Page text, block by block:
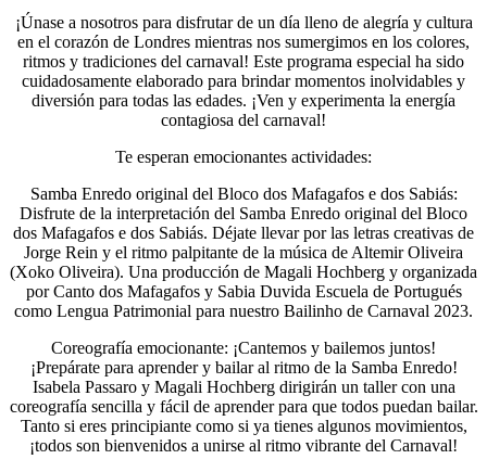
¡Únase a nosotros para disfrutar de un día lleno de alegría y cultura
en el corazón de Londres mientras nos sumergimos en los colores,
ritmos y tradiciones del carnaval! Este programa especial ha sido
cuidadosamente elaborado para brindar momentos inolvidables y
diversión para todas las edades. ¡Ven y experimenta la energía
contagiosa del carnaval!
Te esperan emocionantes actividades:
Samba Enredo original del Bloco dos Mafagafos e dos Sabiás:
Disfrute de la interpretación del Samba Enredo original del Bloco
dos Mafagafos e dos Sabiás. Déjate llevar por las letras creativas de
Jorge Rein y el ritmo palpitante de la música de Altemir Oliveira
(Xoko Oliveira). Una producción de Magali Hochberg y organizada
por Canto dos Mafagafos y Sabia Duvida Escuela de Portugués
como Lengua Patrimonial para nuestro Bailinho de Carnaval 2023.
Coreografía emocionante: ¡Cantemos y bailemos juntos!
¡Prepárate para aprender y bailar al ritmo de la Samba Enredo!
Isabela Passaro y Magali Hochberg dirigirán un taller con una
coreografía sencilla y fácil de aprender para que todos puedan bailar.
Tanto si eres principiante como si ya tienes algunos movimientos,
¡todos son bienvenidos a unirse al ritmo vibrante del Carnaval!